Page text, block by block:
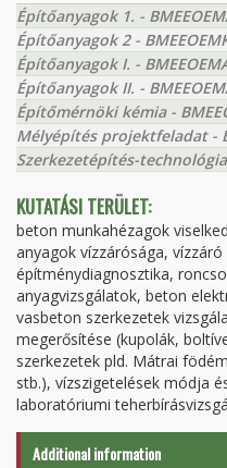
Építőanyagok 1. -
Építőanyagok 2 -
Építőanyagok I. -
Építőanyagok II. -
Építőmérnöki kémia -
Mélyépítés projektfeladat -
Szerkezetépítés-
KUTATÁSI TERÜLET:
beton munkahézagok
anyagok vízzárósága,
építménydiagnosztika,
anyagvizsgálatok, beton
vasbeton szerkezetek
megerősítése (kupolák,
szerkezetek pld. Mátrai
stb.), vízszigetelések módja
laboratóriumi
Additional information